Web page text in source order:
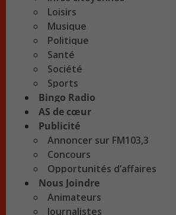
Loisirs
Musique
Politique
Santé
Société
Sports
Bingo Radio
AS de cœur
Publicité
Annoncer sur FM103,3
Concours
Opportunités d’affaires
Nous Joindre
Animateurs
Journalistes